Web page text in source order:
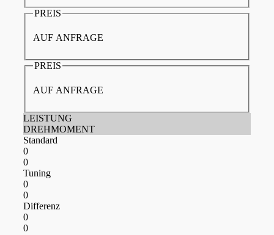
PREIS
AUF ANFRAGE
PREIS
AUF ANFRAGE
LEISTUNG
DREHMOMENT
Standard
0
0
Tuning
0
0
Differenz
0
0